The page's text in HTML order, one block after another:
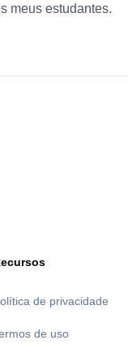
meus estudantes.
de privacidade
de uso